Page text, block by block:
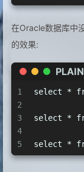
在Oracle数据库中
的效果:
1
2
3
4
5
select *
select *
select *